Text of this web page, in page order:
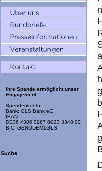
Ihre Spende ermöglicht unser
Engagement
Spendenkonto:
Bank: GLS Bank eG
IBAN:
DE36 4306 0967 8023 3348 00
BIC: GENODEM1GLS
Suche